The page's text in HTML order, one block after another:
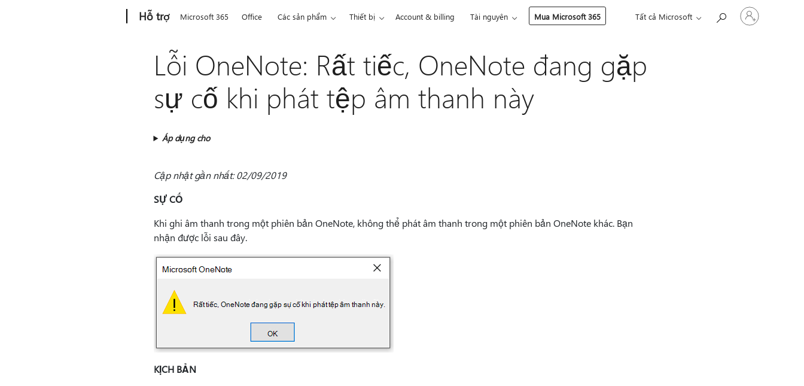
Hỗ trợ Microsoft 365 Office Các sản phẩm Thiết bị Account & billing Tài nguyên Mua Microsoft 365 Tất cả Microsoft
Đăng
nhập
Lỗi OneNote: Rất tiếc, OneNote đang gặp
sự cố khi phát tệp âm thanh này
Áp dụng cho
Cập nhật gần nhất: 02/09/2019
SỰ CỐ
Khi ghi âm thanh trong một phiên bản OneNote, không thể phát âm thanh trong một phiên bản OneNote khác. Bạn
nhận được lỗi sau đây.
KỊCH BẢN